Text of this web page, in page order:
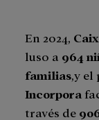
En 2024,
luso a 964
familias,y
Incorpora
través de